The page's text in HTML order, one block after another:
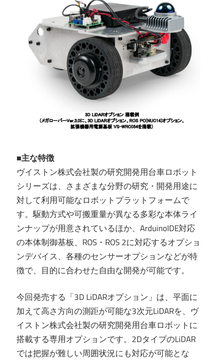
■主な特徴
ヴイストン株式会社製の研究開発用台車ロボット
シリーズは、さまざまな分野の研究・開発用途に
対して利用可能なロボットプラットフォームで
す。駆動方式や可搬重量が異なる多彩な本体ライ
ンナップが用意されているほか、ArduinoIDE対応
の本体制御基板、ROS・ROS 2に対応するオプショ
ンデバイス、各種のセンサーオプションなどが特
徴で、目的に合わせた自由な開発が可能です。
今回発売する「3D LiDARオプション」は、平面に
加えて高さ方向の測距が可能な3次元LiDARを、ヴ
イストン株式会社製の研究開発用台車ロボットに
搭載する専用オプションです。2DタイプのLiDAR
では把握が難しい周囲状況にも対応が可能とな